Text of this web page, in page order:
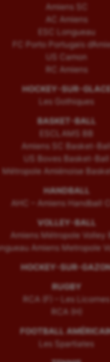
Amiens SC
AC Amiens
ESC Longueau
FC Porto Portugais
US Camon
RC Amiens
HOCKEY-SUR-GLACE
Les Gothiques
BASKET-BALL
ESCLAMS BB
Amiens SC Basket-Ball
US Boves Basket-Ball
Métropole Amiénoise
HANDBALL
AHC – Amiens Handball
VOLLEY-BALL
Amiens Métropole Volley
Amiens Metropole
HOCKEY-SUR-
RUGBY
RCA (F) – Les Licornes
RCA (H)
FOOTBALL
Les Spartiates